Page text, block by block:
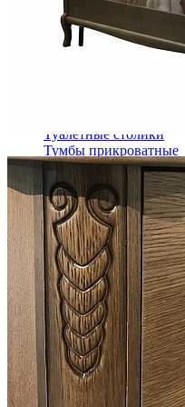
Комоды
Кровати двуспальные
Кровати металлические
Кровати
Туалетные столики
Тумбы прикроватные
Шкафы для одежды
Антресоли на
Полки и ящики
Шкаф 1-
Шкафы 2-х
Шкафы 3-х
Шкафы 4-х
Шкафы 5-ти
Шкафы 6-ти
Шкафы купе
Шкафы угловые
Ящики и короба